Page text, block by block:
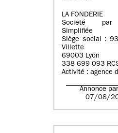
LA FONDERIE
Société par
Simplifiée
Siège social :
Villette
69003 Lyon
338 699 093
Activité : agence
Annonce
07/08/